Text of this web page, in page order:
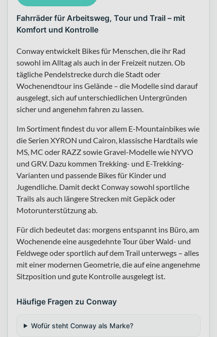
Fahrräder für Arbeitsweg, Tour und Trail – mit
Komfort und Kontrolle
Conway entwickelt Bikes für Menschen, die ihr Rad
sowohl im Alltag als auch in der Freizeit nutzen. Ob
tägliche Pendelstrecke durch die Stadt oder
Wochenendtour ins Gelände – die Modelle sind darauf
ausgelegt, sich auf unterschiedlichen Untergründen
sicher und angenehm fahren zu lassen.
Im Sortiment findest du vor allem E-Mountainbikes wie
die Serien XYRON und Cairon, klassische Hardtails wie
MS, MC oder RAZZ sowie Gravel-Modelle wie NYVO
und GRV. Dazu kommen Trekking- und E-Trekking-
Varianten und passende Bikes für Kinder und
Jugendliche. Damit deckt Conway sowohl sportliche
Trails als auch längere Strecken mit Gepäck oder
Motorunterstützung ab.
Für dich bedeutet das: morgens entspannt ins Büro, am
Wochenende eine ausgedehnte Tour über Wald- und
Feldwege oder sportlich auf dem Trail unterwegs – alles
mit einer modernen Geometrie, die auf eine angenehme
Sitzposition und gute Kontrolle ausgelegt ist.
Häufige Fragen zu Conway
Wofür steht Conway als Marke?